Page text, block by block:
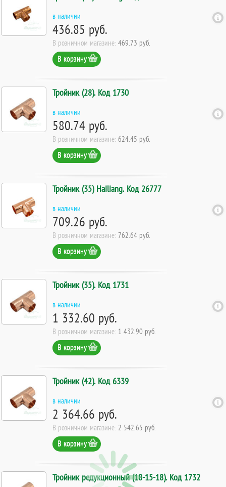
в наличии
436.85 руб.
В розничном магазине: 469.73 руб.
В корзину
Тройник (28). Код 1730
в наличии
580.74 руб.
В розничном магазине: 624.45 руб.
В корзину
Тройник (35) Hailiang. Код 26777
в наличии
709.26 руб.
В розничном магазине: 762.64 руб.
В корзину
Тройник (35). Код 1731
в наличии
1 332.60 руб.
В розничном магазине: 1 432.90 руб.
В корзину
Тройник (42). Код 6339
в наличии
2 364.66 руб.
В розничном магазине: 2 542.65 руб.
В корзину
Тройник редукционный (18-15-18). Код 1732